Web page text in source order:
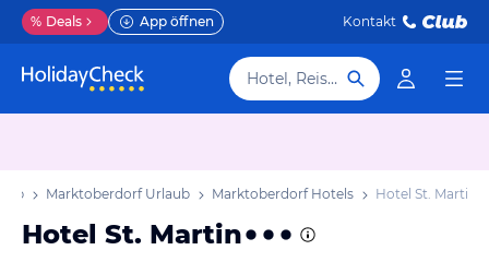
% Deals App öffnen Kontakt
Hotel, Reiseziel
Marktoberdorf Urlaub Marktoberdorf Hotels Hotel St. Martin
Hotel St. Martin